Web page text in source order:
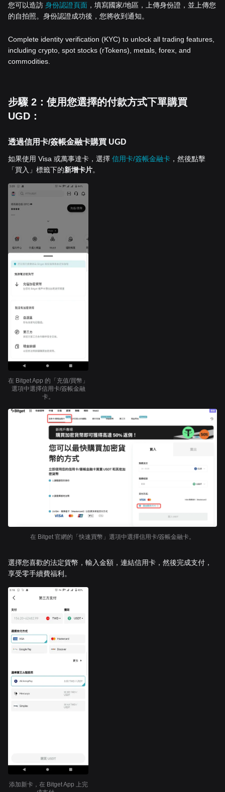
您可以造訪 身份認證頁面 ，填寫國家/地區，上傳身份證，並上傳您
的自拍照。身份認證成功後，您將收到通知。
Complete identity verification (KYC) to unlock all trading features,
including crypto, spot stocks (rTokens), metals, forex, and
commodities.
步驟 2：使用您選擇的付款方式下單購買
UGD：
透過信用卡/簽帳金融卡購買 UGD
如果使用 Visa 或萬事達卡，選擇 信用卡/簽帳金融卡 ，然後點擊
「買入」標籤下的新增卡片。
在 Bitget App 的「充值/買幣」
選項中選擇信用卡/簽帳金融
卡。
在 Bitget 官網的「快速買幣」選項中選擇信用卡/簽帳金融卡。
選擇您喜歡的法定貨幣，輸入金額，連結信用卡，然後完成支付，
享受零手續費福利。
添加新卡，在 Bitget App 上完